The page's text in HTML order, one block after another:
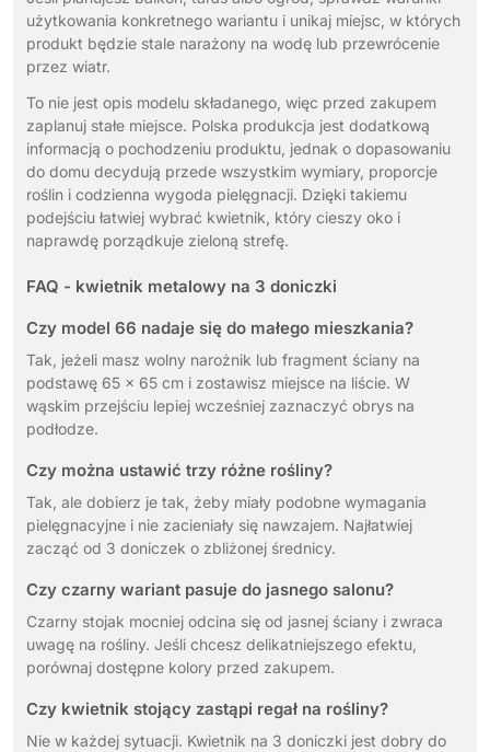
użytkowania konkretnego wariantu i unikaj miejsc, w których
produkt będzie stale narażony na wodę lub przewrócenie
przez wiatr.
To nie jest opis modelu składanego, więc przed zakupem
zaplanuj stałe miejsce. Polska produkcja jest dodatkową
informacją o pochodzeniu produktu, jednak o dopasowaniu
do domu decydują przede wszystkim wymiary, proporcje
roślin i codzienna wygoda pielęgnacji. Dzięki takiemu
podejściu łatwiej wybrać kwietnik, który cieszy oko i
naprawdę porządkuje zieloną strefę.
FAQ - kwietnik metalowy na 3 doniczki
Czy model 66 nadaje się do małego mieszkania?
Tak, jeżeli masz wolny narożnik lub fragment ściany na
podstawę 65 x 65 cm i zostawisz miejsce na liście. W
wąskim przejściu lepiej wcześniej zaznaczyć obrys na
podłodze.
Czy można ustawić trzy różne rośliny?
Tak, ale dobierz je tak, żeby miały podobne wymagania
pielęgnacyjne i nie zacieniały się nawzajem. Najłatwiej
zacząć od 3 doniczek o zbliżonej średnicy.
Czy czarny wariant pasuje do jasnego salonu?
Czarny stojak mocniej odcina się od jasnej ściany i zwraca
uwagę na rośliny. Jeśli chcesz delikatniejszego efektu,
porównaj dostępne kolory przed zakupem.
Czy kwietnik stojący zastąpi regał na rośliny?
Nie w każdej sytuacji. Kwietnik na 3 doniczki jest dobry do